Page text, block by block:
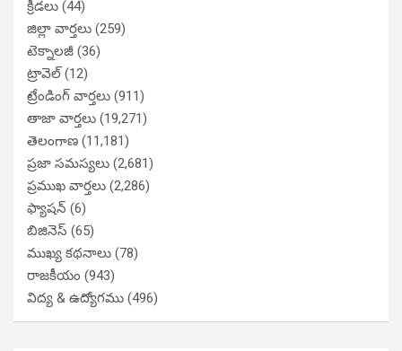
క్రీడలు (44)
జిల్లా వార్తలు (259)
టెక్నాలజీ (36)
ట్రావెల్(12)
ట్రేండింగ్ వార్తలు (911)
తాజా వార్తలు (19,271)
తెలంగాణ (11,181)
ప్రజా సమస్యలు (2,681)
ప్రముఖ వార్తలు (2,286)
ఫ్యాషన్ (6)
బిజినెస్ (65)
ముఖ్య కథనాలు (78)
రాజకీయం (943)
విద్య & ఉద్యోగము (496)